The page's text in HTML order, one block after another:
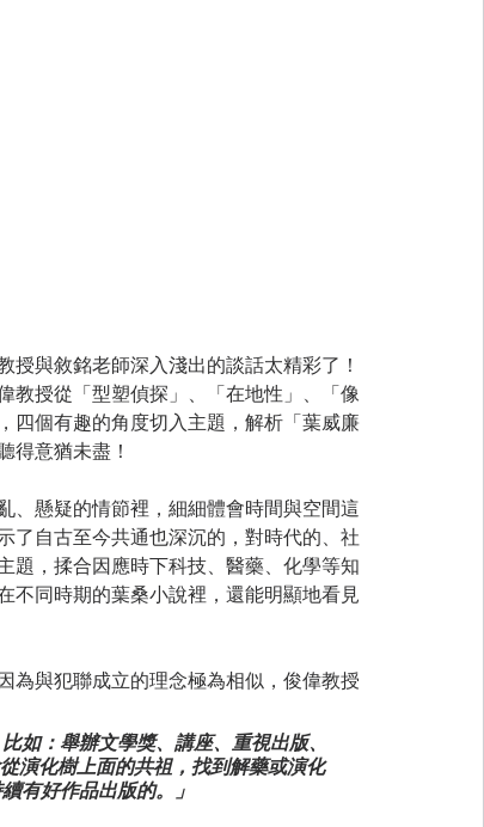
與敘銘老師深入淺出的談話太精彩了！
教授從「型塑偵探」、「在地性」、「像
四個有趣的角度切入主題，解析「葉威廉
得意猶未盡！
、懸疑的情節裡，細細體會時間與空間這
了自古至今共通也深沉的，對時代的、社
題，揉合因應時下科技、醫藥、化學等知
不同時期的葉桑小說裡，還能明顯地看見
為與犯聯成立的理念極為相似，俊偉教授
如：舉辦文學獎、講座、重視出版、
演化樹上面的共祖，找到解藥或演化
有好作品出版的。」